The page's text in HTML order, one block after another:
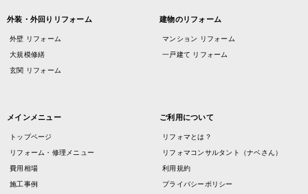
外装・外回りリフォーム
外壁 リフォーム
大規模修繕
玄関 リフォーム
建物のリフォーム
マンション リフォーム
一戸建て リフォーム
メインメニュー
トップページ
リフォーム・修理メニュー
費用相場
施工事例
ご利用について
リフォマとは？
リフォマコンサルタント（ナベさん）
利用規約
プライバシーポリシー